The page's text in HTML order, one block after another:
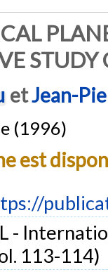
STUDY
etJean-
(1996)
est
-
113-114)